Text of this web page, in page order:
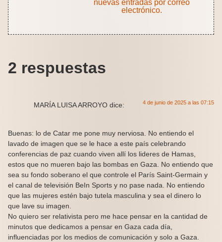
nuevas entradas por correo
electrónico.
2 respuestas
MARÍA LUISA ARROYO dice: 4 de junio de 2025 a las 07:15
Buenas: lo de Catar me pone muy nerviosa. No entiendo el
lavado de imagen que se le hace a este país celebrando
conferencias de paz cuando viven allí los lideres de Hamas,
estos que no mueren bajo las bombas en Gaza. No entiendo que
sea su fondo soberano el que controle el París Saint-Germain y
el canal de televisión BeIn Sports y no pase nada. No entiendo
que las mujeres estén bajo tutela masculina y sea el dinero lo
que lave su imagen.
No quiero ser relativista pero me hace pensar en la cantidad de
minutos que dedicamos a pensar en Gaza cada día,
influenciadas por los medios de comunicación y solo a Gaza.